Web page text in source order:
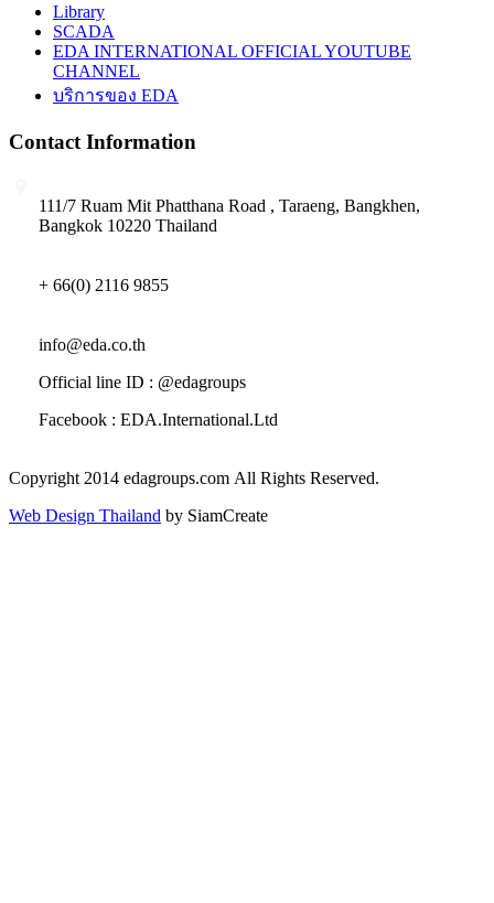
Library
SCADA
EDA INTERNATIONAL OFFICIAL YOUTUBE
CHANNEL
บริการของ EDA
Contact Information
111/7 Ruam Mit Phatthana Road , Taraeng, Bangkhen,
Bangkok 10220 Thailand
+ 66(0) 2116 9855
info@eda.co.th
Official line ID : @edagroups
Facebook : EDA.International.Ltd
Copyright 2014 edagroups.com All Rights Reserved.
Web Design Thailand by SiamCreate